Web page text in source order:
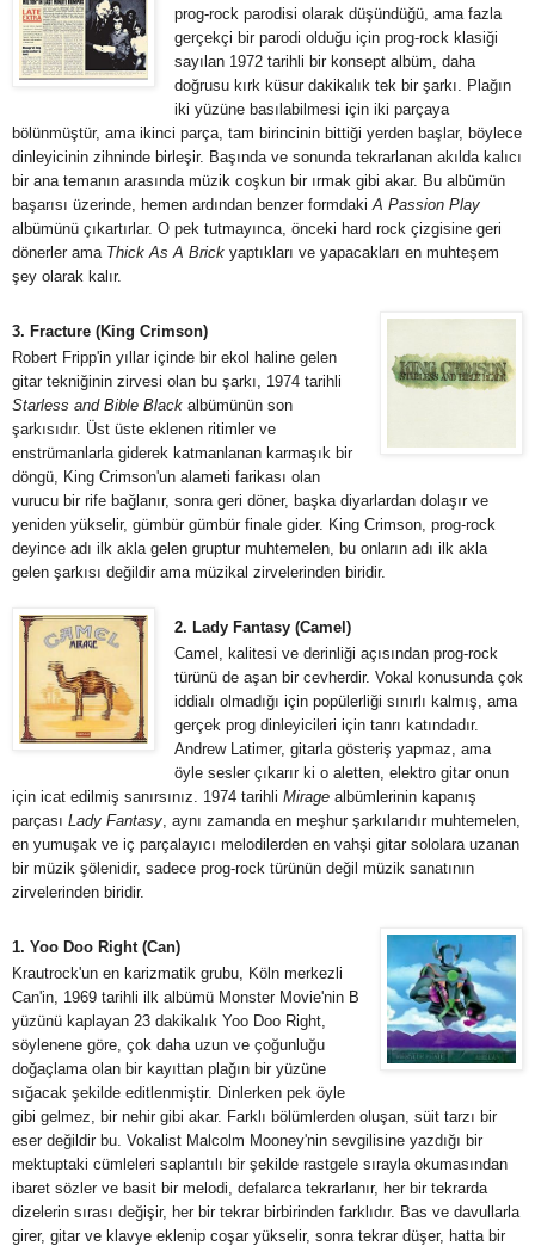
prog-rock parodisi olarak düşündüğü, ama fazla
gerçekçi bir parodi olduğu için prog-rock klasiği
sayılan 1972 tarihli bir konsept albüm, daha
doğrusu kırk küsur dakikalık tek bir şarkı. Plağın
iki yüzüne basılabilmesi için iki parçaya
bölünmüştür, ama ikinci parça, tam birincinin bittiği yerden başlar, böylece
dinleyicinin zihninde birleşir. Başında ve sonunda tekrarlanan akılda kalıcı
bir ana temanın arasında müzik coşkun bir ırmak gibi akar. Bu albümün
başarısı üzerinde, hemen ardından benzer formdaki A Passion Play
albümünü çıkartırlar. O pek tutmayınca, önceki hard rock çizgisine geri
dönerler ama Thick As A Brick yaptıkları ve yapacakları en muhteşem
şey olarak kalır.
3. Fracture (King Crimson)
Robert Fripp'in yıllar içinde bir ekol haline gelen
gitar tekniğinin zirvesi olan bu şarkı, 1974 tarihli
Starless and Bible Black albümünün son
şarkısıdır. Üst üste eklenen ritimler ve
enstrümanlarla giderek katmanlanan karmaşık bir
döngü, King Crimson'un alameti farikası olan
vurucu bir rife bağlanır, sonra geri döner, başka diyarlardan dolaşır ve
yeniden yükselir, gümbür gümbür finale gider. King Crimson, prog-rock
deyince adı ilk akla gelen gruptur muhtemelen, bu onların adı ilk akla
gelen şarkısı değildir ama müzikal zirvelerinden biridir.
2. Lady Fantasy (Camel)
Camel, kalitesi ve derinliği açısından prog-rock
türünü de aşan bir cevherdir. Vokal konusunda çok
iddialı olmadığı için popülerliği sınırlı kalmış, ama
gerçek prog dinleyicileri için tanrı katındadır.
Andrew Latimer, gitarla gösteriş yapmaz, ama
öyle sesler çıkarır ki o aletten, elektro gitar onun
için icat edilmiş sanırsınız. 1974 tarihli Mirage albümlerinin kapanış
parçası Lady Fantasy , aynı zamanda en meşhur şarkılarıdır muhtemelen,
en yumuşak ve iç parçalayıcı melodilerden en vahşi gitar sololara uzanan
bir müzik şölenidir, sadece prog-rock türünün değil müzik sanatının
zirvelerinden biridir.
1. Yoo Doo Right (Can)
Krautrock'un en karizmatik grubu, Köln merkezli
Can'in, 1969 tarihli ilk albümü Monster Movie'nin B
yüzünü kaplayan 23 dakikalık Yoo Doo Right,
söylenene göre, çok daha uzun ve çoğunluğu
doğaçlama olan bir kayıttan plağın bir yüzüne
sığacak şekilde editlenmiştir. Dinlerken pek öyle
gibi gelmez, bir nehir gibi akar. Farklı bölümlerden oluşan, süit tarzı bir
eser değildir bu. Vokalist Malcolm Mooney'nin sevgilisine yazdığı bir
mektuptaki cümleleri saplantılı bir şekilde rastgele sırayla okumasından
ibaret sözler ve basit bir melodi, defalarca tekrarlanır, her bir tekrarda
dizelerin sırası değişir, her bir tekrar birbirinden farklıdır. Bas ve davullarla
girer, gitar ve klavye eklenip coşar yükselir, sonra tekrar düşer, hatta bir